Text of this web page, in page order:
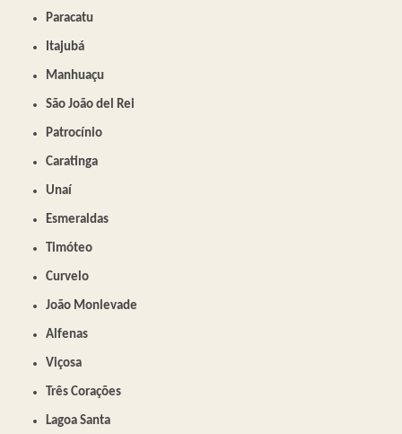
Paracatu
Itajubá
Manhuaçu
São João del Rei
Patrocínio
Caratinga
Unaí
Esmeraldas
Timóteo
Curvelo
João Monlevade
Alfenas
Viçosa
Três Corações
Lagoa Santa